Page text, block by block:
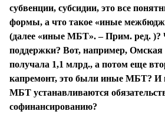
субвенции, субсидии, это все
формы, а что такое «иные
(далее «иные МБТ». – Прим. ред. )?
поддержки? Вот, например, Омская
получала 1,1 млрд., а потом еще
капремонт, это были иные МБТ? И
МБТ устанавливаются
софинансированию?